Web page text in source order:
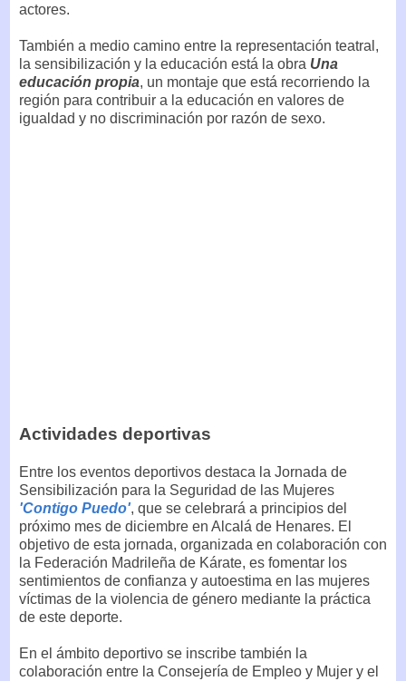
actores.
También a medio camino entre la representación teatral,
la sensibilización y la educación está la obra Una
educación propia, un montaje que está recorriendo la
región para contribuir a la educación en valores de
igualdad y no discriminación por razón de sexo.
Actividades deportivas
Entre los eventos deportivos destaca la Jornada de
Sensibilización para la Seguridad de las Mujeres
'Contigo Puedo', que se celebrará a principios del
próximo mes de diciembre en Alcalá de Henares. El
objetivo de esta jornada, organizada en colaboración con
la Federación Madrileña de Kárate, es fomentar los
sentimientos de confianza y autoestima en las mujeres
víctimas de la violencia de género mediante la práctica
de este deporte.
En el ámbito deportivo se inscribe también la
colaboración entre la Consejería de Empleo y Mujer y el